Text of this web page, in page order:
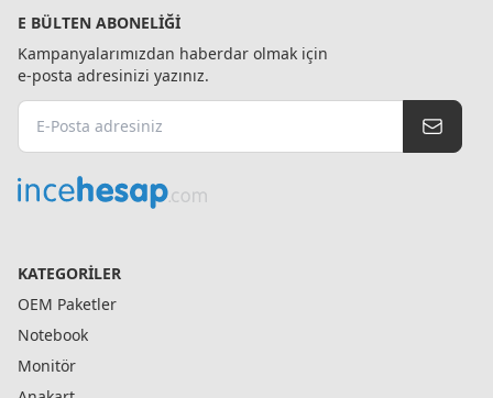
E BÜLTEN ABONELIĞI
Kampanyalarımızdan haberdar olmak için
e-posta adresinizi yazınız.
KATEGORILER
OEM Paketler
Notebook
Monitör